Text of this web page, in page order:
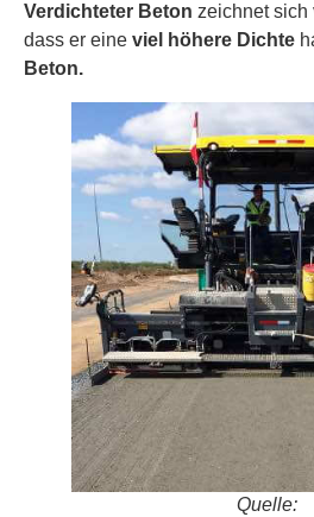
Verdichteter Beton zeichnet sich
dass er eine viel höhere Dichte
Beton.
Quelle: